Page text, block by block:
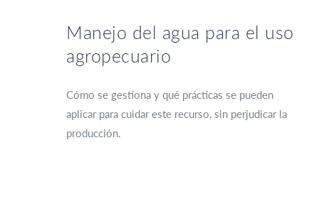
Manejo del agua para el uso
agropecuario
Cómo se gestiona y qué prácticas se pueden
aplicar para cuidar este recurso, sin perjudicar la
producción.